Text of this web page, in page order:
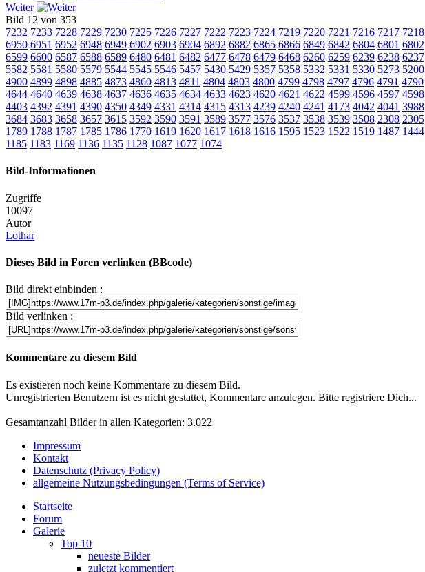
Weiter
Bild 12 von 353
7232 7233 7228 7229 7230 7225 7226 7227 7222 7223 7224 7219 7220 7221 7216 7217 7218
6950 6951 6952 6948 6949 6902 6903 6904 6892 6882 6865 6866 6849 6842 6804 6801 6802
6599 6600 6587 6588 6589 6480 6481 6482 6477 6478 6479 6468 6260 6259 6239 6238 6237
5582 5581 5580 5579 5544 5545 5546 5457 5430 5429 5357 5358 5332 5331 5330 5273 5200
4900 4899 4898 4885 4873 4860 4813 4811 4804 4803 4800 4799 4798 4797 4796 4791 4790
4644 4640 4639 4638 4637 4636 4635 4634 4633 4623 4620 4621 4622 4599 4596 4597 4598
4403 4392 4391 4390 4350 4349 4331 4314 4315 4313 4239 4240 4241 4173 4042 4041 3988
3684 3683 3658 3657 3615 3592 3590 3591 3589 3577 3576 3537 3538 3539 3508 2308 2305
1789 1788 1787 1785 1786 1770 1619 1620 1617 1618 1616 1595 1523 1522 1519 1487 1444
1185 1183 1169 1136 1135 1128 1087 1077 1074
Bild-Informationen
Zugriffe
10097
Autor
Lothar
Dieses Bild in Foren verlinken (BBcode)
Bild direkt einbinden :
Bild verlinken :
Kommentare zu diesem Bild
Es existieren noch keine Kommentare zu diesem Bild.
Unregistrierten Benutzern ist es nicht gestattet, Kommentare anzulegen. Bitte registriere Dich...
Gesamtanzahl Bilder in allen Kategorien: 3.022
Impressum
Kontakt
Datenschutz (Privacy Policy)
allgemeine Nutzungsbedingungen (Terms of Service)
Startseite
Forum
Galerie
Top 10
neueste Bilder
zuletzt kommentiert